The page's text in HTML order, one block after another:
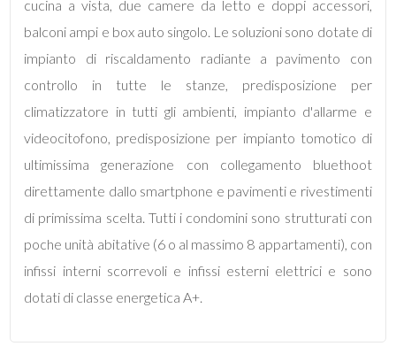
cucina a vista, due camere da letto e doppi accessori,
balconi ampi e box auto singolo. Le soluzioni sono dotate di
impianto di riscaldamento radiante a pavimento con
controllo in tutte le stanze, predisposizione per
climatizzatore in tutti gli ambienti, impianto d'allarme e
videocitofono, predisposizione per impianto tomotico di
ultimissima generazione con collegamento bluethoot
direttamente dallo smartphone e pavimenti e rivestimenti
di primissima scelta. Tutti i condomini sono strutturati con
poche unità abitative (6 o al massimo 8 appartamenti), con
infissi interni scorrevoli e infissi esterni elettrici e sono
dotati di classe energetica A+.
minimi
2
3
4